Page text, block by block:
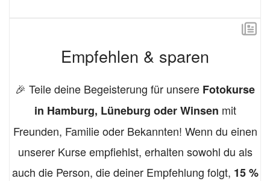
Empfehlen & sparen
🎉 Teile deine Begeisterung für unsere Fotokurse
in Hamburg, Lüneburg oder Winsen mit
Freunden, Familie oder Bekannten! Wenn du einen
unserer Kurse empfiehlst, erhalten sowohl du als
auch die Person, die deiner Empfehlung folgt, 15 %